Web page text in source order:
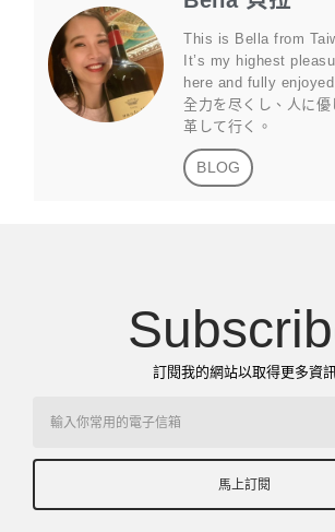
This is Bella from
It’s my highest
here and fully
全力を尽くし、人に
革して行く。
BLOG
訂閱我的網站以取得更多資
馬上訂閱